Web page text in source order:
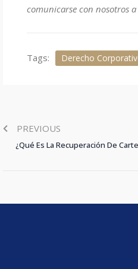
comunicarse con nosotros
Tags: Derecho
PREVIOUS
¿Qué Es La Recuperación De